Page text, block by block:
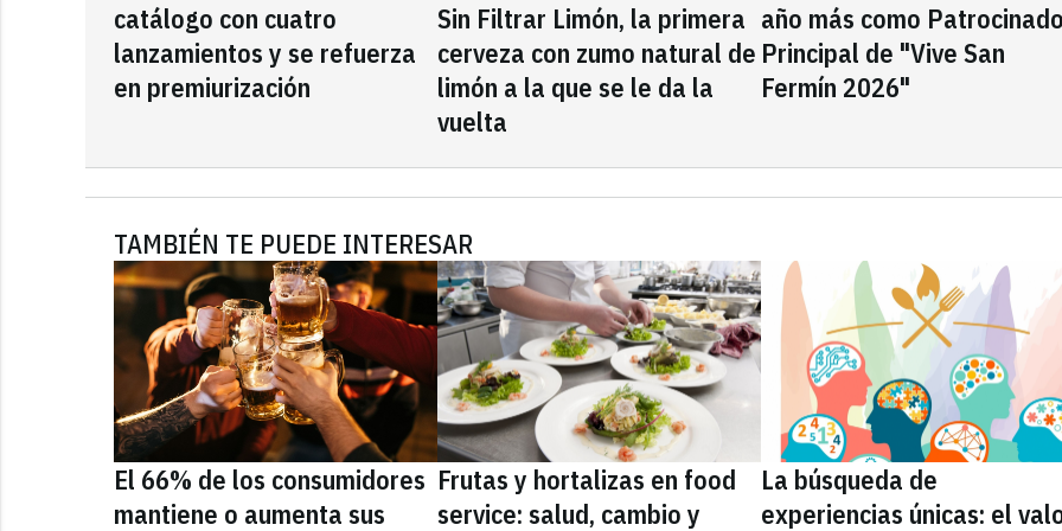
catálogo con cuatro
lanzamientos y se refuerza
en premiurización
Sin Filtrar Limón, la primera
cerveza con zumo natural de
limón a la que se le da la
vuelta
año más como
Principal de "Vive San
Fermín 2026"
TAMBIÉN TE PUEDE INTERESAR
El 66% de los consumidores
mantiene o aumenta sus
Frutas y hortalizas en food
service: salud, cambio y
La búsqueda de
experiencias únicas: el